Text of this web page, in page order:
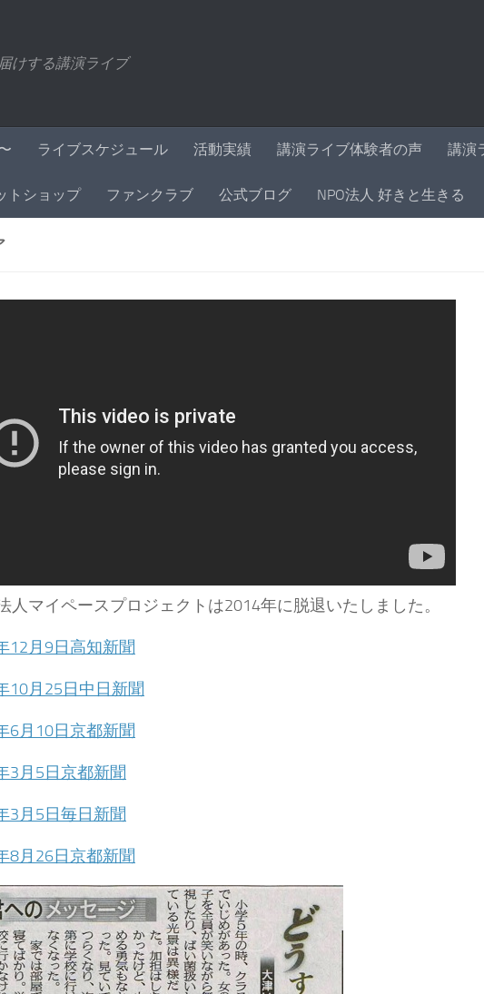
けする講演ライブ
ライブスケジュール 活動実績 講演ライブ体験者の声 講演
トショップ ファンクラブ 公式ブログ NPO法人 好きと生きる
人マイペースプロジェクトは2014年に脱退いたしました。
12月9日高知新聞
10月25日中日新聞
6月10日京都新聞
3月5日京都新聞
3月5日毎日新聞
8月26日京都新聞